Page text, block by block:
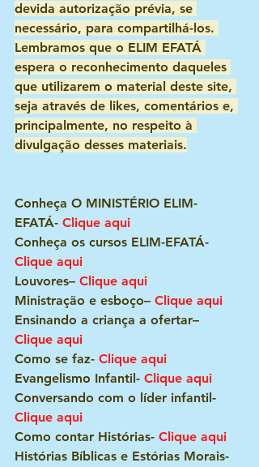
devida autorização prévia, se
necessário, para compartilhá-los.
Lembramos que o ELIM EFATÁ
espera o reconhecimento daqueles
que utilizarem o material deste site,
seja através de likes, comentários e,
principalmente, no respeito à
divulgação desses materiais.
Conheça O MINISTÉRIO ELIM-
EFATÁ- Clique aqui
Conheça os cursos ELIM-EFATÁ-
Clique aqui
Louvores– Clique aqui
Ministração e esboço– Clique aqui
Ensinando a criança a ofertar–
Clique aqui
Como se faz- Clique aqui
Evangelismo Infantil- Clique aqui
Conversando com o líder infantil-
Clique aqui
Como contar Histórias- Clique aqui
Histórias Bíblicas e Estórias Morais-